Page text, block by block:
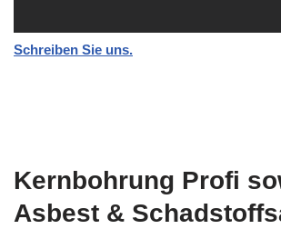
Schreiben Sie uns.
Kernbohrung Profi
Asbest &